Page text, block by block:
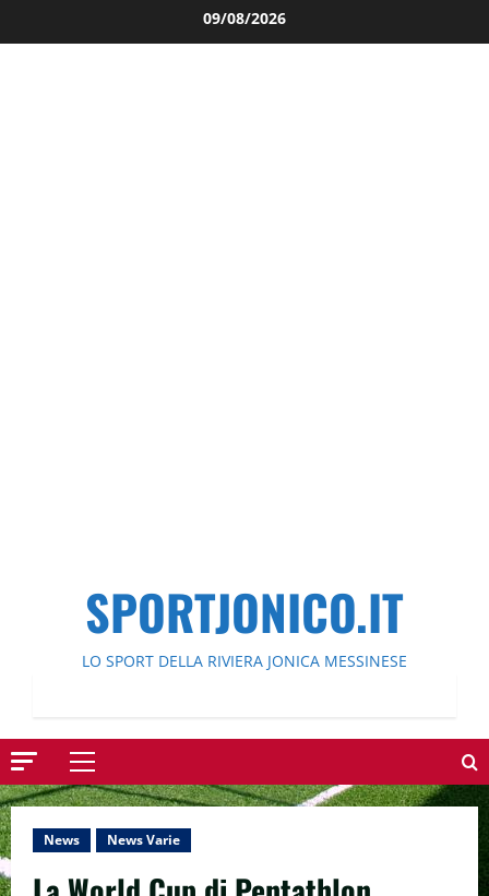
al
09/08/2026
SPORTJONICO.IT
LO SPORT DELLA RIVIERA JONICA MESSINESE
Menu
principale
News News Varie